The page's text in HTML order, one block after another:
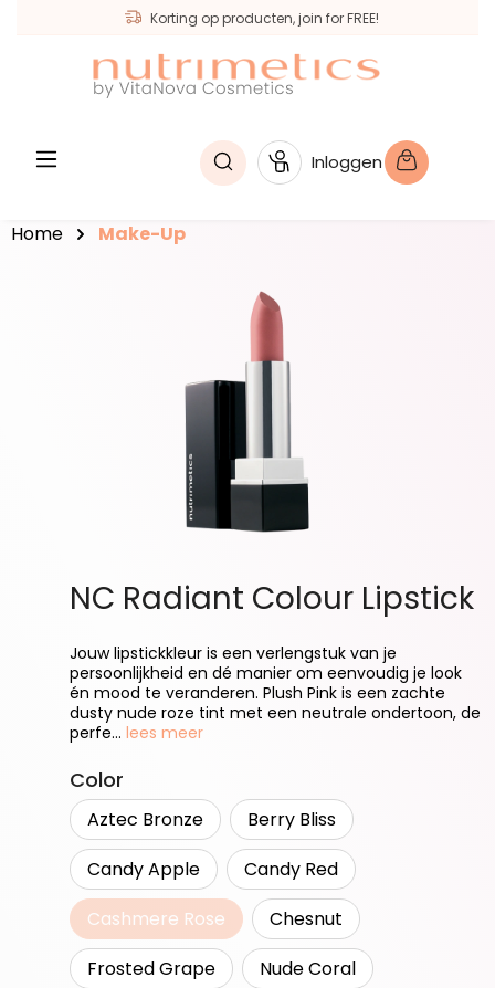
Korting op producten, join for FREE!
Inloggen
Home Make-Up
NC Radiant Colour Lipstick
Jouw lipstickkleur is een verlengstuk van je
persoonlijkheid en dé manier om eenvoudig je look
én mood te veranderen. Plush Pink is een zachte
dusty nude roze tint met een neutrale ondertoon, de
perfe... lees meer
Selecteer
Color
Aztec Bronze
Berry Bliss
Candy Apple
Candy Red
Cashmere Rose(Deze optie is momenteel niet
Chesnut
Frosted Grape
Nude Coral